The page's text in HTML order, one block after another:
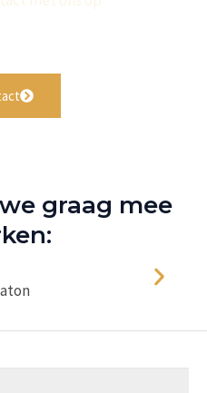
graag mee